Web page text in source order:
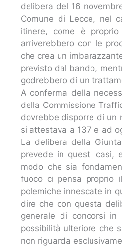
delibera del 16
Comune di Lecce, nel
itinere, come è
arriverebbero con le
che crea un
previsto dal bando,
godrebbero di un
A conferma della
della Commissione
dovrebbe disporre di un
si attestava a 137 e ad
La delibera della
prevede in questi casi,
modo che sia
fuoco ci pensa proprio
polemiche innescate in
dire che con questa
generale di concorsi
possibilità ulteriore che
non riguarda